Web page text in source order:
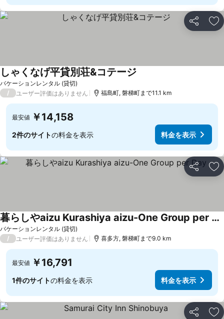
シェア お
バケーションレンタル (貸切)
しゃくなげ平貸別荘&コテージ
/ ユーザー評価はありません 福島町, 磐梯町まで11.1 km
最安値 ￥14,158
2件のサイトの料金を表示 料金を表示
シェア お
バケーションレンタル (貸切)
暮らしやaizu Kurashiya aizu-One Group per Day
/ ユーザー評価はありません 喜多方, 磐梯町まで9.0 km
最安値 ￥16,791
1件のサイトの料金を表示 料金を表示
シェア